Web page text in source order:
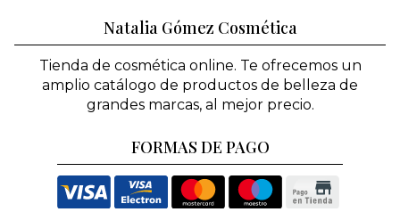
Natalia Gómez Cosmética
Tienda de cosmética online. Te ofrecemos un
amplio catálogo de productos de belleza de
grandes marcas, al mejor precio.
FORMAS DE PAGO